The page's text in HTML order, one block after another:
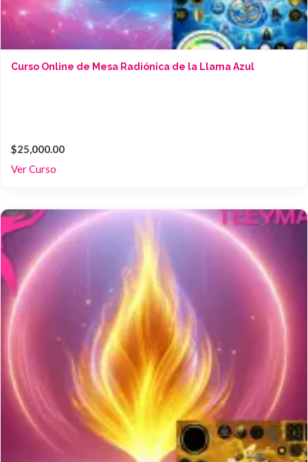
Curso Online de Mesa Radiónica de la Llama Azul
$25,000.00
Ver Curso